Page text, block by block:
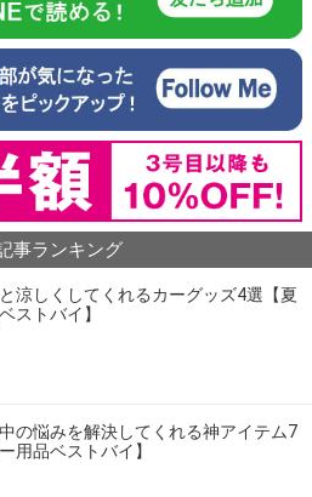
事ランキング
涼しくしてくれるカーグッズ4選【夏
ストバイ】
の悩みを解決してくれる神アイテム7
用品ベストバイ】